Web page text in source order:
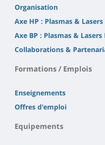
Organisation
Axe HP : Plasmas &
Axe BP : Plasmas & Lasers
Collaborations &
Formations / Emplois
Enseignements
Offres d'emploi
Equipements